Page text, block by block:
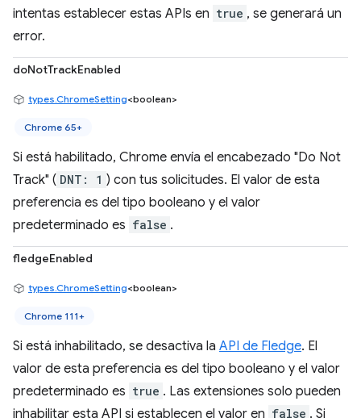
intentas establecer estas APIs en true , se generará un
error.
doNotTrackEnabled
types.ChromeSetting<boolean>
Chrome 65+
Si está habilitado, Chrome envía el encabezado "Do Not
Track" ( DNT: 1 ) con tus solicitudes. El valor de esta
preferencia es del tipo booleano y el valor
predeterminado es false .
fledgeEnabled
types.ChromeSetting<boolean>
Chrome 111+
Si está inhabilitado, se desactiva la API de Fledge. El
valor de esta preferencia es del tipo booleano y el valor
predeterminado es true . Las extensiones solo pueden
inhabilitar esta API si establecen el valor en false . Si